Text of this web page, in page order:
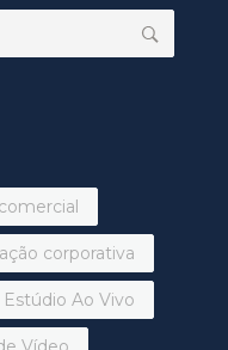
comercial
corporativa
Estúdio Ao Vivo